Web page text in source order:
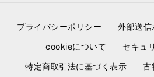
プライバシーポリシー 外部送信
cookieについて
セキュ
特定商取引法に基づく表示
古